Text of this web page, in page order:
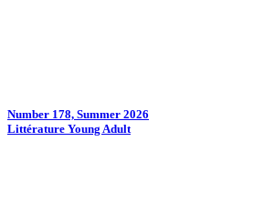
Number 178, Summer 2026
Littérature Young Adult